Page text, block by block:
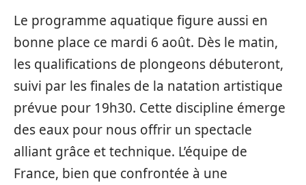
Le programme aquatique figure aussi en
bonne place ce mardi 6 août. Dès le matin,
les qualifications de plongeons débuteront,
suivi par les finales de la natation artistique
prévue pour 19h30. Cette discipline émerge
des eaux pour nous offrir un spectacle
alliant grâce et technique. L’équipe de
France, bien que confrontée à une